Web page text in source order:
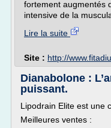
fortement augmentés
intensive de la
Lire la suite
Site : http://
Dianabolone :
puissant.
Lipodrain Elite est une
Meilleures ventes :